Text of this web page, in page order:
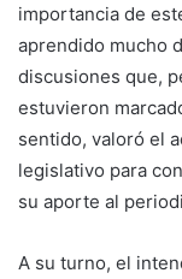
importancia de
aprendido mucho
discusiones que,
estuvieron
sentido, valoró el
legislativo para
su aporte al
A su turno, el